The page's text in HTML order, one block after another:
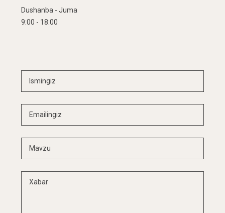
Dushanba - Juma
9:00 - 18:00